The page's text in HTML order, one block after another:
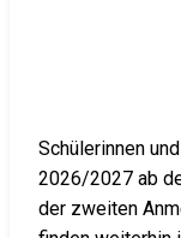
Schülerinnen
2026/2027 ab
der zweiten